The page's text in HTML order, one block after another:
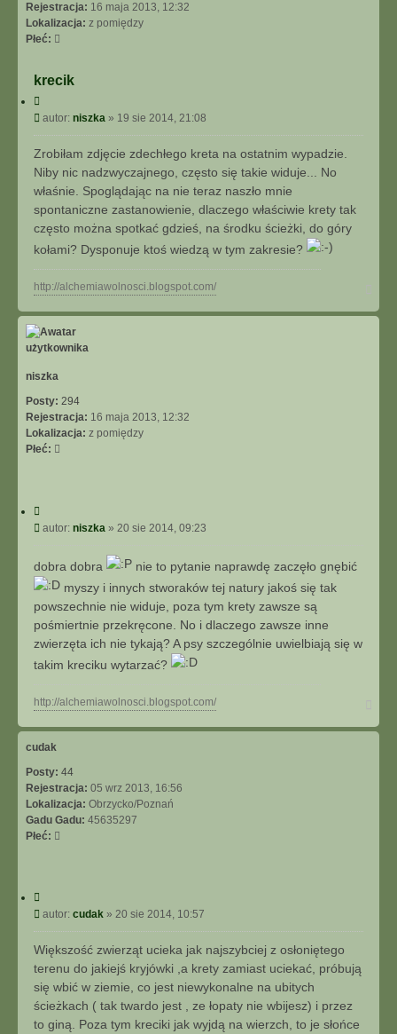
N
I
A
N
S
W
A
N
E
Rejestracja: 16 maja 2013, 12:32
Lokalizacja: z pomiędzy
Płeć:
krecik
y
j
P
o
s
autor: niszka » 19 sie 2014, 21:08
Zrobiłam zdjęcie zdechłego kreta na ostatnim wypadzie.
Niby nic nadzwyczajnego, często się takie widuje... No
właśnie. Spoglądając na nie teraz naszło mnie
spontaniczne zastanowienie, dlaczego właściwie krety tak
często można spotkać gdzieś, na środku ścieżki, do góry
kołami? Dysponuje ktoś wiedzą w tym zakresie?
http://alchemiawolnosci.blogspot.com/
g
niszka
Posty: 294
Rejestracja: 16 maja 2013, 12:32
Lokalizacja: z pomiędzy
Płeć:
y
j
P
t
autor: niszka » 20 sie 2014, 09:23
dobra dobra
nie to pytanie naprawdę zaczęło gnębić
myszy i innych stworaków tej natury jakoś się tak
powszechnie nie widuje, poza tym krety zawsze są
pośmiertnie przekręcone. No i dlaczego zawsze inne
zwierzęta ich nie tykają? A psy szczególnie uwielbiają się w
takim kreciku wytarzać?
http://alchemiawolnosci.blogspot.com/
g
cudak
Posty: 44
Rejestracja: 05 wrz 2013, 16:56
Lokalizacja: Obrzycko/Poznań
Gadu Gadu: 45635297
Płeć:
y
j
P
o
s
autor: cudak » 20 sie 2014, 10:57
Większość zwierząt ucieka jak najszybciej z osłoniętego
terenu do jakiejś kryjówki ,a krety zamiast uciekać, próbują
się wbić w ziemie, co jest niewykonalne na ubitych
ścieżkach ( tak twardo jest , ze łopaty nie wbijesz) i przez
to giną. Poza tym kreciki jak wyjdą na wierzch, to je słońce